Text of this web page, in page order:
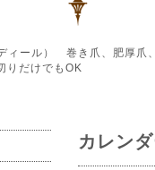
ィール） 巻き爪、肥厚爪
りだけでもOK
カレン